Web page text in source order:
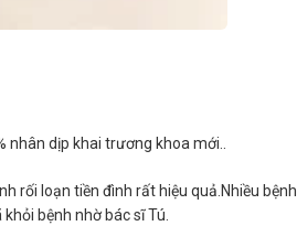
nhân dịp khai trương khoa mới..
rối loạn tiền đình rất hiệu quả.Nhiều bệnh
bệnh nhờ bác sĩ Tú.